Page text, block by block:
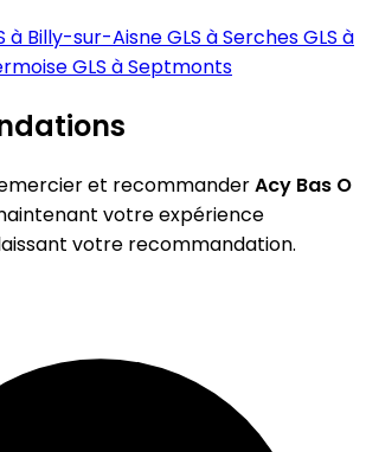
à Billy-sur-AisneGLS à SerchesGLS à
GLS à Septmonts
et recommanderAcy Bas O
votre expérience
votre recommandation.